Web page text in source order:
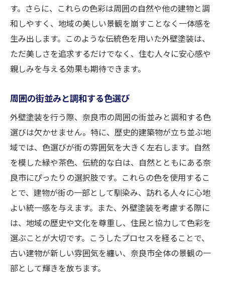
す。さらに、これらの色彩は周囲の自然や他の建物と調
和しやすく、地域の美しい景観を崩すことなく一体感を
生み出します。このような伝統色を用いた外壁塗装は、
ただ美しさを追求するだけでなく、住む人々に安心感や
親しみを与える効果も期待できます。
周囲の街並みと調和する色選び
外壁塗装を行う際、奈良市の周囲の街並みと調和する色
選びは欠かせません。特に、歴史的建築物が立ち並ぶ地
域では、色選びが街の雰囲気を大きく左右します。自然
を模した緑や茶色、伝統的な白は、自然とともにある奈
良市にぴったりの選択肢です。これらの色を使用するこ
とで、建物が街の一部として馴染み、訪れる人々に心地
よい統一感を与えます。また、外壁塗装を考慮する際に
は、地域の歴史や文化を尊重し、住民と協力して色彩を
選ぶことが大切です。こうしたプロセスを経ることで、
古い建物が新しい雰囲気を纏い、奈良市全体の景観の一
部として輝きを放ちます。